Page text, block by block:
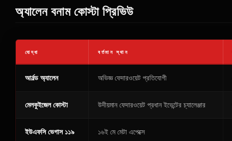
অ্যালেন বনাম কোস্টা প্রিভিউ
যোদ্ধা বর্তমান স্থান
আর্নল্ড অ্যালেন অভিজ্ঞ ফেদারওয়েট প্রতিযোগী
মেলকুইজেল কোস্টা উদীয়মান ফেদারওয়েট প্রধান ইভেন্টের চ্যালেঞ্জার
ইউএফসি ভেগাস ১১৯ ১৬ই মে মেটা এপেক্সে